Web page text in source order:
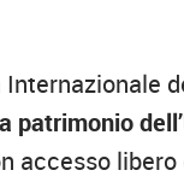
Internazionale
patrimonio
accesso